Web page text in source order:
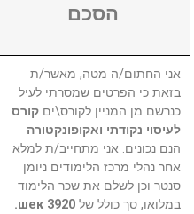
הסכם
אני החתום/ה מטה, מאשר/ת
בזאת כי הפרטים שמסרתי לעיל
כנרשם מן המניין לקורס\ים קורס
לעיסוי נקודתי ואקופונקטורה
הנם נכונים. אני מתחייב/ת למלא
אחר נהלי מרכז הלימודים ניומן
סנטר וכן לשלם את שכר הלימוד
במלואו, סך כולל של 3920 шек.